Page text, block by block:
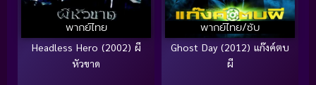
พากย์ไทย
Headless Hero (2002) ผี
หัวขาด
พากย์ไทย/ซับ
Ghost Day (2012) แก๊งค์ตบ
ผี